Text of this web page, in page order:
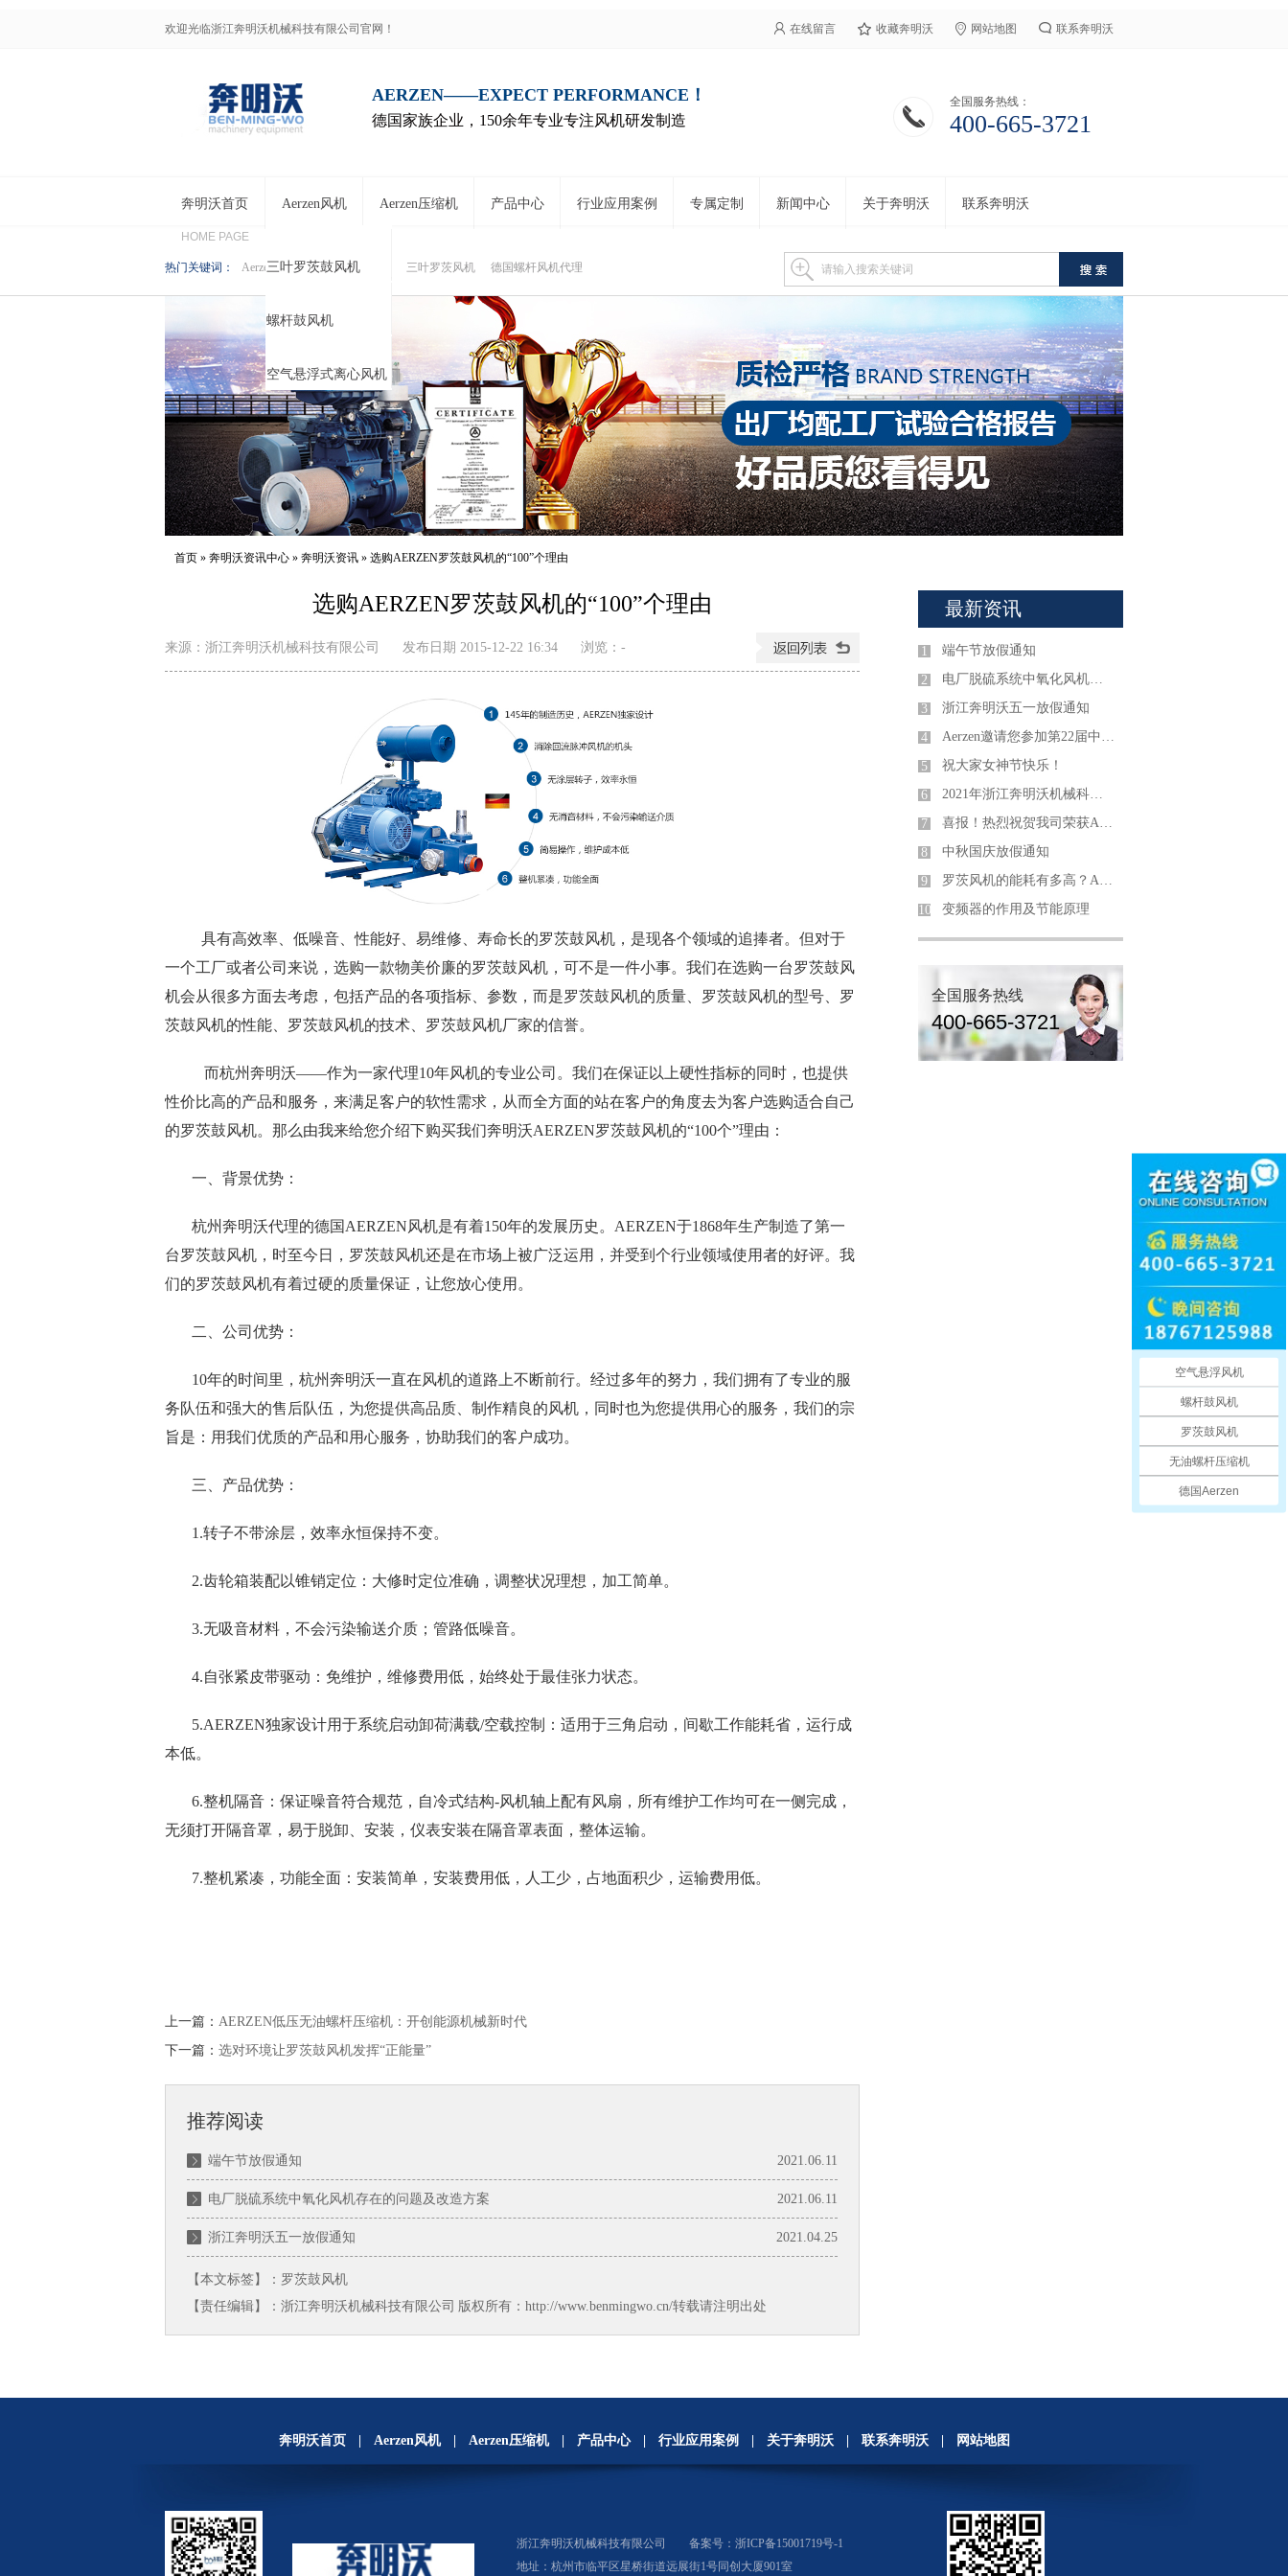
在线留言 收藏奔明沃 网站地图 联系奔明沃
欢迎光临浙江奔明沃机械科技有限公司官网！
AERZEN——EXPECT PERFORMANCE！
德国家族企业，150余年专业专注风机研发制造
全国服务热线：
400-665-3721
奔明沃首页
HOME PAGE
Aerzen风机
三叶罗茨鼓风机
螺杆鼓风机
空气悬浮式离心风机
Aerzen压缩机 产品中心 行业应用案例 专属定制 新闻中心 关于奔明沃 联系奔明沃
热门关键词： Aerzen鼓风机 Aerzen压缩机 三叶罗茨风机 德国螺杆风机代理
首页 » 奔明沃资讯中心 » 奔明沃资讯 » 选购AERZEN罗茨鼓风机的“100”个理由
选购AERZEN罗茨鼓风机的“100”个理由
来源： 浙江奔明沃机械科技有限公司 发布日期 2015-12-22 16:34 浏览： -
具有高效率、低噪音、性能好、易维修、寿命长的罗茨鼓风机，是现各个领域的追捧者。但对于
一个工厂或者公司来说，选购一款物美价廉的罗茨鼓风机，可不是一件小事。我们在选购一台罗茨鼓风
机会从很多方面去考虑，包括产品的各项指标、参数，而是罗茨鼓风机的质量、罗茨鼓风机的型号、罗
茨鼓风机的性能、罗茨鼓风机的技术、罗茨鼓风机厂家的信誉。
而杭州奔明沃——作为一家代理10年风机的专业公司。我们在保证以上硬性指标的同时，也提供
性价比高的产品和服务，来满足客户的软性需求，从而全方面的站在客户的角度去为客户选购适合自己
的罗茨鼓风机。那么由我来给您介绍下购买我们奔明沃AERZEN罗茨鼓风机的“100个”理由：
一、背景优势：
杭州奔明沃代理的德国AERZEN风机是有着150年的发展历史。AERZEN于1868年生产制造了第一
台罗茨鼓风机，时至今日，罗茨鼓风机还是在市场上被广泛运用，并受到个行业领域使用者的好评。我
们的罗茨鼓风机有着过硬的质量保证，让您放心使用。
二、公司优势：
10年的时间里，杭州奔明沃一直在风机的道路上不断前行。经过多年的努力，我们拥有了专业的服
务队伍和强大的售后队伍，为您提供高品质、制作精良的风机，同时也为您提供用心的服务，我们的宗
旨是：用我们优质的产品和用心服务，协助我们的客户成功。
三、产品优势：
1.转子不带涂层，效率永恒保持不变。
2.齿轮箱装配以锥销定位：大修时定位准确，调整状况理想，加工简单。
3.无吸音材料，不会污染输送介质；管路低噪音。
4.自张紧皮带驱动：免维护，维修费用低，始终处于最佳张力状态。
5.AERZEN独家设计用于系统启动卸荷满载/空载控制：适用于三角启动，间歇工作能耗省，运行成
本低。
6.整机隔音：保证噪音符合规范，自冷式结构-风机轴上配有风扇，所有维护工作均可在一侧完成，
无须打开隔音罩，易于脱卸、安装，仪表安装在隔音罩表面，整体运输。
7.整机紧凑，功能全面：安装简单，安装费用低，人工少，占地面积少，运输费用低。
上一篇： AERZEN低压无油螺杆压缩机：开创能源机械新时代
下一篇： 选对环境让罗茨鼓风机发挥“正能量”
推荐阅读
2021.06.11
端午节放假通知
2021.06.11
电厂脱硫系统中氧化风机存在的问题及改造方案
2021.04.25
浙江奔明沃五一放假通知
【本文标签】： 罗茨鼓风机
【责任编辑】： 浙江奔明沃机械科技有限公司 版权所有：http://www.benmingwo.cn/转载请注明出处
最新资讯
1 端午节放假通知
2 电厂脱硫系统中氧化风机存在的问题及改造方案
3 浙江奔明沃五一放假通知
4 Aerzen邀请您参加第22届中国环博会！
5 祝大家女神节快乐！
6 2021年浙江奔明沃机械科技有限公司春节放假通知
7 喜报！热烈祝贺我司荣获Aerzen2020年度五星级代理商称号!
8 中秋国庆放假通知
9 罗茨风机的能耗有多高？Aerzen风机用数据说话，节能率高达23%+！
10 变频器的作用及节能原理
全国服务热线
400-665-3721
奔明沃首页 Aerzen风机 Aerzen压缩机 产品中心 行业应用案例 关于奔明沃 联系奔明沃 网站地图
浙江奔明沃机械科技有限公司 备案号：浙ICP备15001719号-1
地址：杭州市临平区星桥街道远展街1号同创大厦901室
空气悬浮风机
螺杆鼓风机
罗茨鼓风机
无油螺杆压缩机
德国Aerzen